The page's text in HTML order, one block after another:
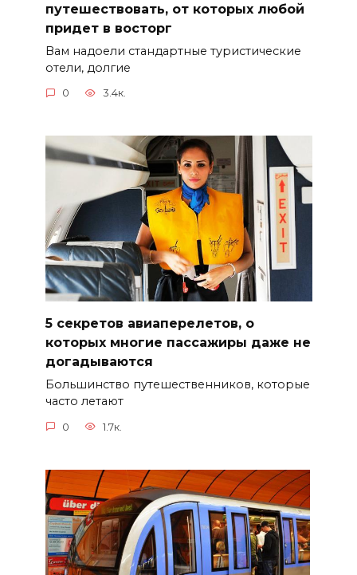
путешествовать, от которых любой
придет в восторг
Вам надоели стандартные туристические
отели, долгие
0 3.4к.
5 секретов авиаперелетов, о
которых многие пассажиры даже не
догадываются
Большинство путешественников, которые
часто летают
0 1.7к.